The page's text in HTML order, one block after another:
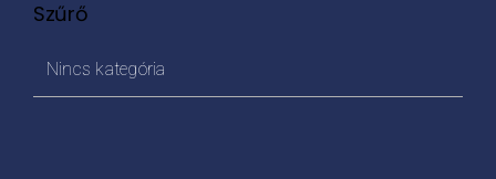
Szűrő
Nincs kategória